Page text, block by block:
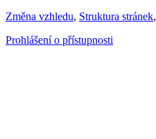
Změna vzhledu, Struktura stránek,
Prohlášení o přístupnosti